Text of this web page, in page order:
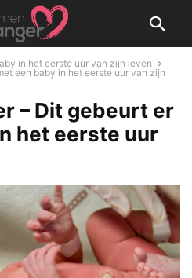
in het eerste uur van zijn leven
een baby in het eerste uur van zijn
– Dit gebeurt er
het eerste uur